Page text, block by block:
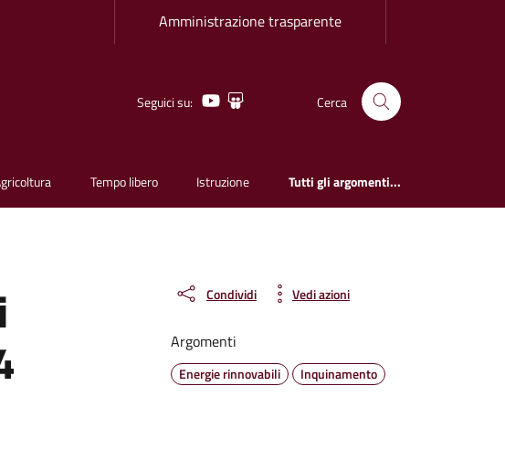
Amministrazione trasparente
Seguici su: YoutubeSlideshare Cerca
Tempo libero Istruzione Tutti gli argomenti...
Condividi Vedi azioni
Argomenti
Energie rinnovabili Inquinamento